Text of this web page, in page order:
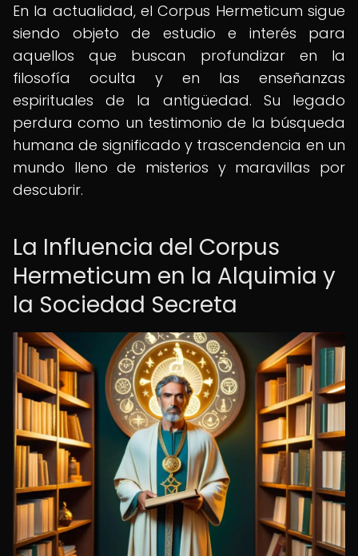
En la actualidad, el Corpus Hermeticum sigue
siendo objeto de estudio e interés para
aquellos que buscan profundizar en la
filosofía oculta y en las enseñanzas
espirituales de la antigüedad. Su legado
perdura como un testimonio de la búsqueda
humana de significado y trascendencia en un
mundo lleno de misterios y maravillas por
descubrir.
La Influencia del Corpus
Hermeticum en la Alquimia y
la Sociedad Secreta